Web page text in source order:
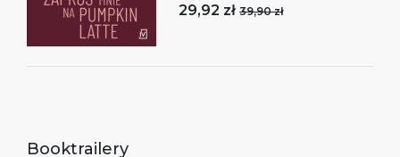
29,92 zł 39,90 zł
Booktrailery